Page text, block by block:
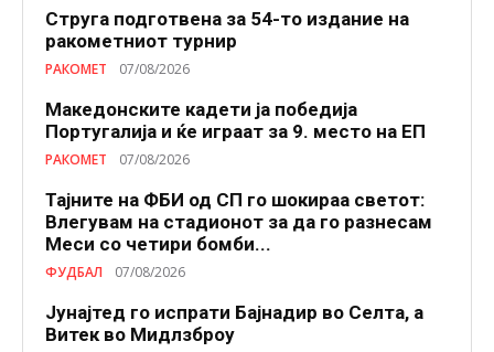
Струга подготвена за 54-то издание на
ракометниот турнир
РАКОМЕТ 07/08/2026
Македонските кадети ја победија
Португалија и ќе играат за 9. место на ЕП
РАКОМЕТ 07/08/2026
Тајните на ФБИ од СП го шокираа светот:
Влегувам на стадионот за да го разнесам
Меси со четири бомби...
ФУДБАЛ 07/08/2026
Јунајтед го испрати Бајнадир во Селта, а
Витек во Мидлзброу